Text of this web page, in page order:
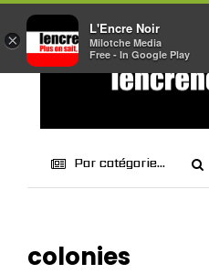
Par catégorie...
colonies
×
L'Encre Noir
Milotche Media
Free - In Google Play